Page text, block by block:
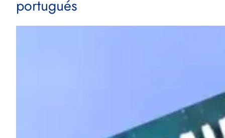
portugués